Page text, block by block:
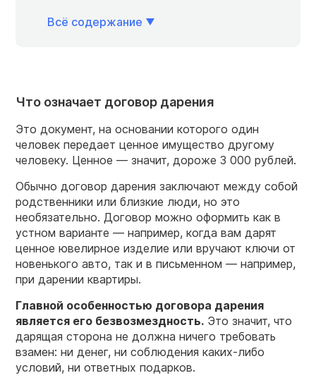
Всё содержание
Что означает договор дарения
Это документ, на основании которого один
человек передает ценное имущество другому
человеку. Ценное — значит, дороже 3 000 рублей.
Обычно договор дарения заключают между собой
родственники или близкие люди, но это
необязательно. Договор можно оформить как в
устном варианте — например, когда вам дарят
ценное ювелирное изделие или вручают ключи от
новенького авто, так и в письменном — например,
при дарении квартиры.
Главной особенностью договора дарения
является его безвозмездность. Это значит, что
дарящая сторона не должна ничего требовать
взамен: ни денег, ни соблюдения каких-либо
условий, ни ответных подарков.